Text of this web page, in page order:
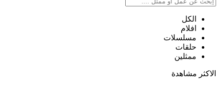
الكل
افلام
مسلسلات
حلقات
ممثلين
الاكثر مشاهدة